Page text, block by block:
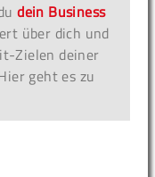
dein Business
über dich und
Zielen deiner
geht es zu